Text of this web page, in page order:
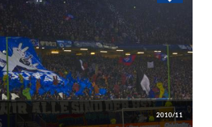
2010/11